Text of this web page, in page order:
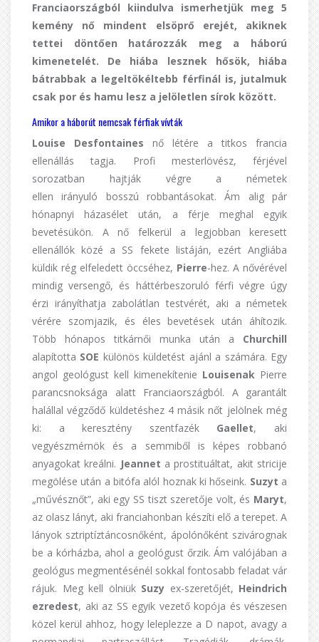
Franciaországból kiindulva ismerhetjük meg 5
kemény nő mindent elsöprő erejét, akiknek
tettei döntően határozzák meg a háború
kimenetelét. De hiába lesznek hősök, hiába
bátrabbak a legeltökéltebb férfinál is, jutalmuk
csak por és hamu lesz a jelöletlen sírok között.
Amikor a háborút nemcsak férfiak vívták
Louise Desfontaines nő létére a titkos francia
ellenállás tagja. Profi mesterlövész, férjével
sorozatban hajtják végre a németek
ellen irányuló bosszú robbantásokat. Ám alig pár
hónapnyi házasélet után, a férje meghal egyik
bevetésükön. A nő felkerül a legjobban keresett
ellenállók közé a SS fekete listáján, ezért Angliába
küldik rég elfeledett öccséhez, Pierre-hez. A nővérével
mindig versengő, és háttérbeszoruló férfi végre úgy
érzi irányíthatja zabolátlan testvérét, aki a németek
vérére szomjazik, és éles bevetések után áhítozik.
Több hónapos titkárnői munka után a Churchill
alapította SOE különös küldetést ajánl a számára. Egy
angol geológust kell kimenekítenie Louisenak Pierre
parancsnoksága alatt Franciaországból. A garantált
halállal végződő küldetéshez 4 másik nőt jelölnek még
ki: a keresztény szentfazék Gaellet, aki
vegyészmérnök és a semmiből is képes robbanó
anyagokat kreálni. Jeannet a prostituáltat, akit stricije
megölése után a bitófa alól hoznak ki hőseink. Suzyt a
„művésznőt”, aki egy SS tiszt szeretője volt, és Maryt,
az olasz lányt, aki franciahonban készíti elő a terepet. A
lányok sztriptíztáncosnőként, ápolónőként szivárognak
be a kórházba, ahol a geológust őrzik. Ám valójában a
geológus megmentésénél sokkal fontosabb feladat vár
rájuk. Meg kell ölniük Suzy ex-szeretőjét, Heindrich
ezredest, aki az SS egyik vezető kopója és vészesen
közel kerül ahhoz, hogy leleplezze a D napot, avagy a